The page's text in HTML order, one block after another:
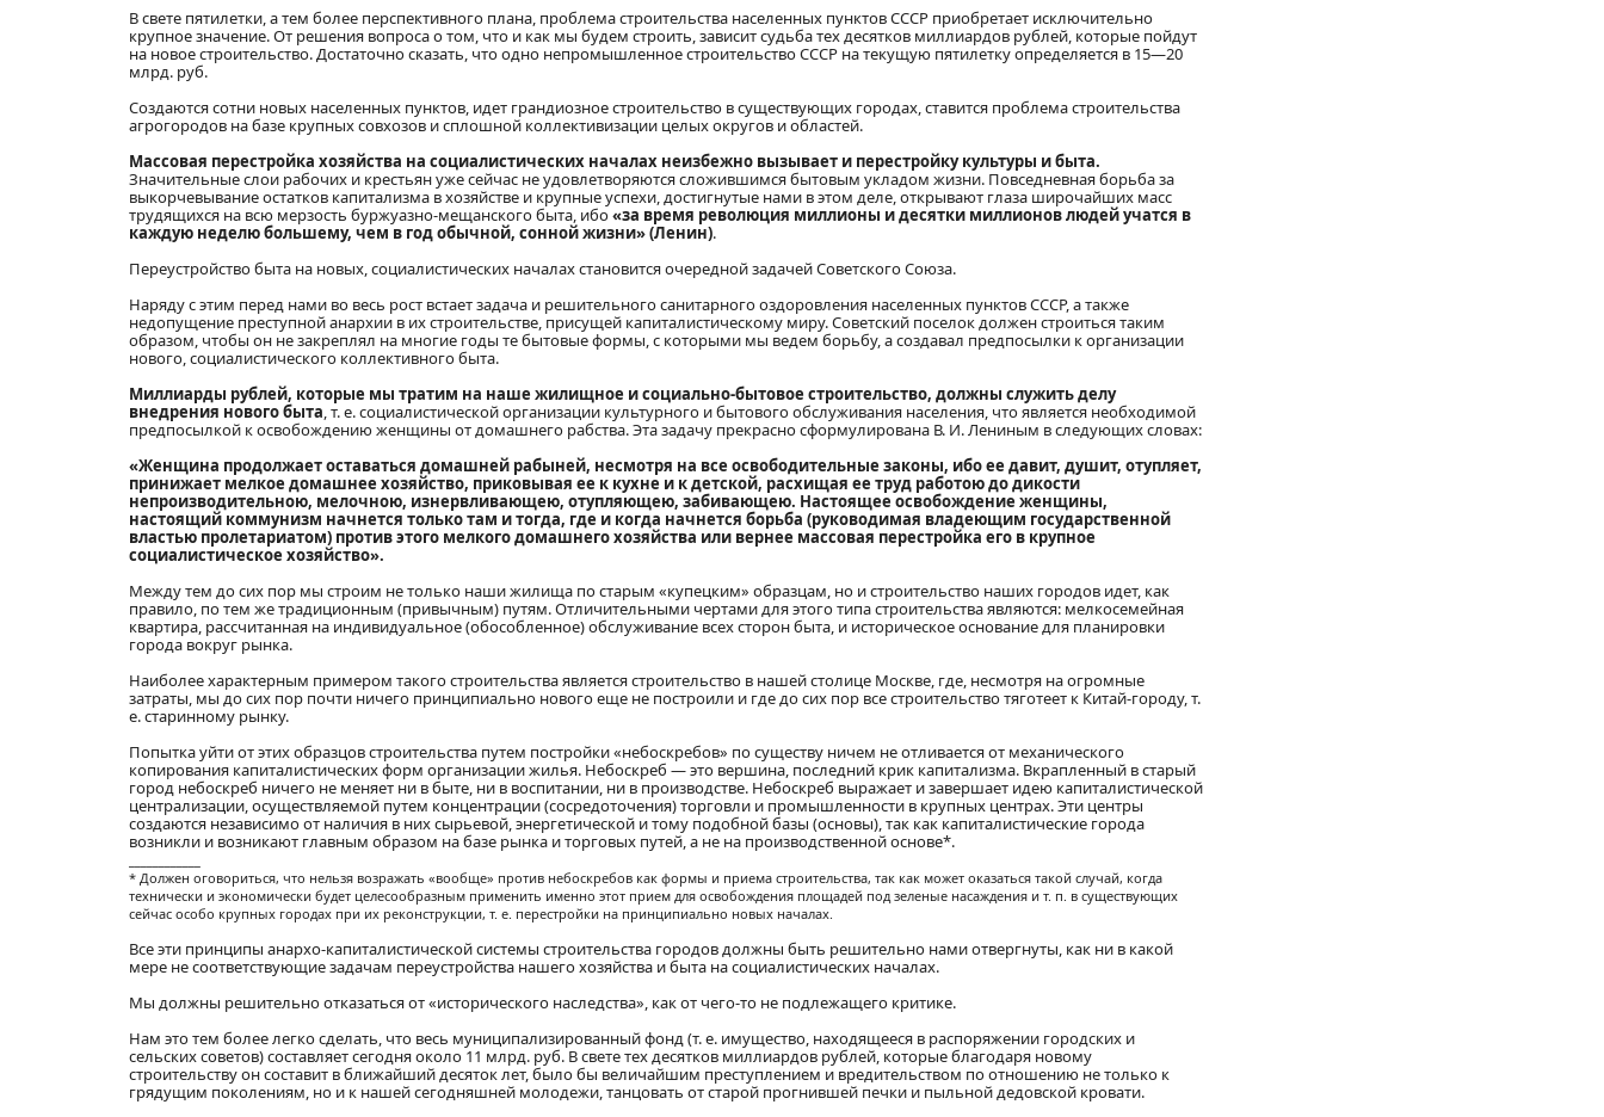
В свете пятилетки, а тем более перспективного плана, проблема строительства населенных пунктов СССР приобретает исключительно
крупное значение. От решения вопроса о том, что и как мы будем строить, зависит судьба тех десятков миллиардов рублей, которые пойдут
на новое строительство. Достаточно сказать, что одно непромышленное строительство СССР на текущую пятилетку определяется в 15—20
млрд. руб.
Создаются сотни новых населенных пунктов, идет грандиозное строительство в существующих городах, ставится проблема строительства
агрогородов на базе крупных совхозов и сплошной коллективизации целых округов и областей.
Массовая перестройка хозяйства на социалистических началах неизбежно вызывает и перестройку культуры и быта.
Значительные слои рабочих и крестьян уже сейчас не удовлетворяются сложившимся бытовым укладом жизни. Повседневная борьба за
выкорчевывание остатков капитализма в хозяйстве и крупные успехи, достигнутые нами в этом деле, открывают глаза широчайших масс
трудящихся на всю мерзость буржуазно-мещанского быта, ибо«за время революция миллионы и десятки миллионов людей учатся в
каждую неделю большему, чем в год обычной, сонной жизни» (Ленин).
Переустройство быта на новых, социалистических началах становится очередной задачей Советского Союза.
Наряду с этим перед нами во весь рост встает задача и решительного санитарного оздоровления населенных пунктов СССР, а также
недопущение преступной анархии в их строительстве, присущей капиталистическому миру. Советский поселок должен строиться таким
образом, чтобы он не закреплял на многие годы те бытовые формы, с которыми мы ведем борьбу, а создавал предпосылки к организации
нового, социалистического коллективного быта.
Миллиарды рублей, которые мы тратим на наше жилищное и социально-бытовое строительство, должны служить делу
внедрения нового быта, т. е. социалистической организации культурного и бытового обслуживания населения, что является необходимой
предпосылкой к освобождению женщины от домашнего рабства. Эта задачу прекрасно сформулирована В. И. Лениным в следующих словах:
«Женщина продолжает оставаться домашней рабыней, несмотря на все освободительные законы, ибо ее давит, душит, отупляет,
принижает мелкое домашнее хозяйство, приковывая ее к кухне и к детской, расхищая ее труд работою до дикости
непроизводительною, мелочною, изнервливающею, отупляющею, забивающею. Настоящее освобождение женщины,
настоящий коммунизм начнется только там и тогда, где и когда начнется борьба (руководимая владеющим государственной
властью пролетариатом) против этого мелкого домашнего хозяйства или вернее массовая перестройка его в крупное
социалистическое хозяйство».
Между тем до сих пор мы строим не только наши жилища по старым «купецким» образцам, но и строительство наших городов идет, как
правило, по тем же традиционным (привычным) путям. Отличительными чертами для этого типа строительства являются: мелкосемейная
квартира, рассчитанная на индивидуальное (обособленное) обслуживание всех сторон быта, и историческое основание для планировки
города вокруг рынка.
Наиболее характерным примером такого строительства является строительство в нашей столице Москве, где, несмотря на огромные
затраты, мы до сих пор почти ничего принципиально нового еще не построили и где до сих пор все строительство тяготеет к Китай-городу, т.
е. старинному рынку.
Попытка уйти от этих образцов строительства путем постройки «небоскребов» по существу ничем не отливается от механического
копирования капиталистических форм организации жилья. Небоскреб — это вершина, последний крик капитализма. Вкрапленный в старый
город небоскреб ничего не меняет ни в быте, ни в воспитании, ни в производстве. Небоскреб выражает и завершает идею капиталистической
централизации, осуществляемой путем концентрации (сосредоточения) торговли и промышленности в крупных центрах. Эти центры
создаются независимо от наличия в них сырьевой, энергетической и тому подобной базы (основы), так как капиталистические города
возникли и возникают главным образом на базе рынка и торговых путей, а не на производственной основе*.
* Должен оговориться, что нельзя возражать «вообще» против небоскребов как формы и приема строительства, так как может оказаться такой случай, когда
технически и экономически будет целесообразным применить именно этот прием для освобождения площадей под зеленые насаждения и т. п. в существующих
сейчас особо крупных городах при их реконструкции, т. е. перестройки на принципиально новых началах.
Все эти принципы анархо-капиталистической системы строительства городов должны быть решительно нами отвергнуты, как ни в какой
мере не соответствующие задачам переустройства нашего хозяйства и быта на социалистических началах.
Мы должны решительно отказаться от «исторического наследства», как от чего-то не подлежащего критике.
Нам это тем более легко сделать, что весь муниципализированный фонд (т. е. имущество, находящееся в распоряжении городских и
сельских советов) составляет сегодня около 11 млрд. руб. В свете тех десятков миллиардов рублей, которые благодаря новому
строительству он составит в ближайший десяток лет, было бы величайшим преступлением и вредительством по отношению не только к
грядущим поколениям, но и к нашей сегодняшней молодежи, танцовать от старой прогнившей печки и пыльной дедовской кровати.